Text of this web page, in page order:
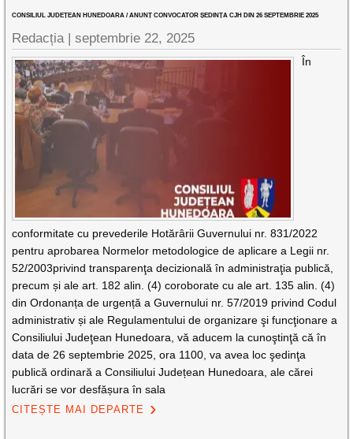
CONSILIUL JUDEȚEAN HUNEDOARA / ANUNȚ CONVOCATOR ȘEDINȚA CJH DIN 26 SEPTEMBRIE 2025
Redacția |septembrie 22, 2025
În
conformitate cu prevederile Hotărârii Guvernului nr. 831/2022
pentru aprobarea Normelor metodologice de aplicare a Legii nr.
52/2003privind transparenţa decizională în administraţia publică,
precum și ale art. 182 alin. (4) coroborate cu ale art. 135 alin. (4)
din Ordonanța de urgență a Guvernului nr. 57/2019 privind Codul
administrativ și ale Regulamentului de organizare şi funcţionare a
Consiliului Judeţean Hunedoara, vă aducem la cunoştinţă că în
data de 26 septembrie 2025, ora 1100, va avea loc şedinţa
publică ordinară a Consiliului Județean Hunedoara, ale cărei
lucrări se vor desfășura în sala
CITEȘTE MAI DEPARTE